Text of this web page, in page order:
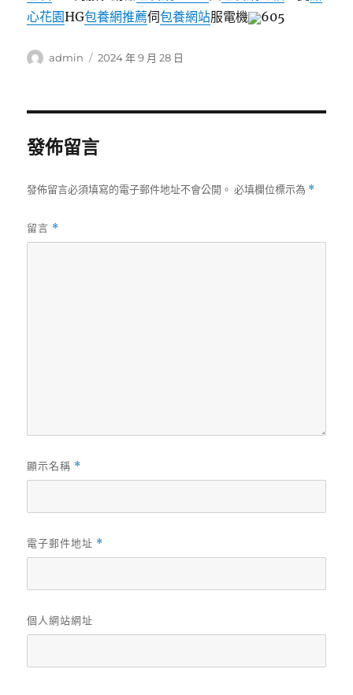
心花園HG包養網推薦伺包養網站服電機 605
作
admin
發
2024 年 9 月 28 日
發佈留言
發佈留言必須填寫的電子郵件地址不會公開。 必填欄位標示為 *
留言 *
顯示名稱 *
電子郵件地址 *
個人網站網址